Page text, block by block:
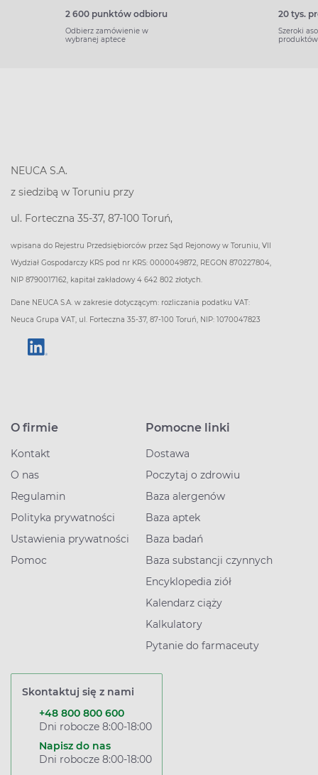
2 600 punktów odbioru
Odbierz zamówienie w
wybranej aptece
20 tys.
Szeroki
produktów
NEUCA S.A.
z siedzibą w Toruniu przy
ul. Forteczna 35-37, 87-100 Toruń,
wpisana do Rejestru Przedsiębiorców przez Sąd Rejonowy w Toruniu, VII
Wydział Gospodarczy KRS pod nr KRS: 0000049872, REGON 870227804,
NIP 8790017162, kapitał zakładowy 4 642 802 złotych.
Dane NEUCA S.A. w zakresie dotyczącym: rozliczania podatku VAT:
Neuca Grupa VAT, ul. Forteczna 35-37, 87-100 Toruń, NIP: 1070047823
O firmie
Kontakt
O nas
Regulamin
Polityka prywatności
Ustawienia prywatności
Pomoc
Pomocne linki
Dostawa
Poczytaj o zdrowiu
Baza alergenów
Baza aptek
Baza badań
Baza substancji czynnych
Encyklopedia ziół
Kalendarz ciąży
Kalkulatory
Pytanie do farmaceuty
Skontaktuj się z nami
+48 800 800 600
Dni robocze 8:00-18:00
Napisz do nas
Dni robocze 8:00-18:00